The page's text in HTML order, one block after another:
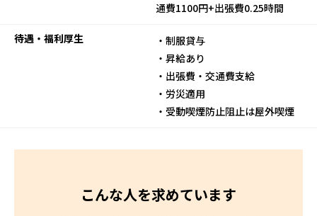
通費1100円+出張費0.25時間
待遇・福利厚生
・制服貸与
・昇給あり
・出張費・交通費支給
・労災適用
・受動喫煙防止阻止は屋外喫煙
こんな人を求めています